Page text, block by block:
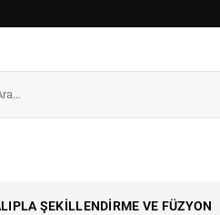
ŞEKILLENDIRME VE FÜZYON